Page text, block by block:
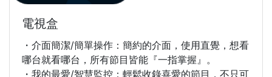
電視盒
・介面簡潔/簡單操作：簡約的介面，使用直覺，想看
哪台就看哪台，所有節目皆能『一指掌握』。
・我的最愛/智慧監控：輕鬆收錄喜愛的節目，不只可